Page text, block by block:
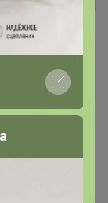
на возврат